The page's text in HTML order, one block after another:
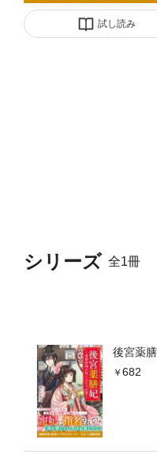
試し読み
シリーズ 全1冊
後宮薬
682